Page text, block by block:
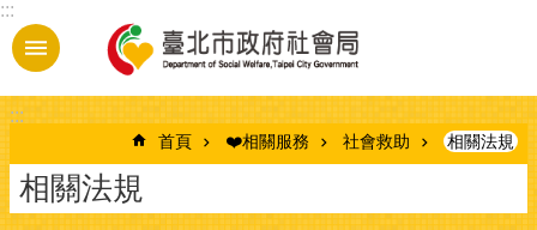
跳到主要內容區塊
:::
:::
首頁 ❤️相關服務 社會救助 相關法規
相關法規